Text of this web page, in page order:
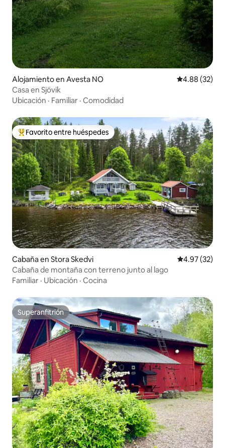
Alojamiento en Avesta NO Calificación
4.88 (32)
Casa en Sjövik
Ubicación · Familiar · Comodidad
Favorito entre huéspedes preferido
Favorito entre huéspedes
Cabaña en Stora Skedvi Calificación
4.97 (32)
Cabaña de montaña con terreno junto al lago
Familiar · Ubicación · Cocina
Superanfitrión
Superanfitrión